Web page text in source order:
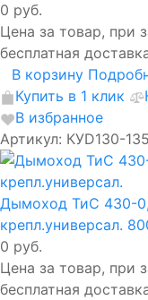
0 руб.
Цена за товар, при
бесплатная
В корзину
Купить в 1 клик
В избранное
Артикул: КУD130-
Дымоход ТиС 430-
крепл.универсал.
0 руб.
Цена за товар, при
бесплатная